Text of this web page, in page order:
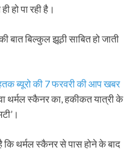
हो पा रही है।
बात बिल्कुल झूठी साबित हो जाती
ब्यूरो की 7 फरवरी की आप खबर
थर्मल स्कैनर का, हकीकत यात्री के
कि थर्मल स्कैनर से पास होने के बाद